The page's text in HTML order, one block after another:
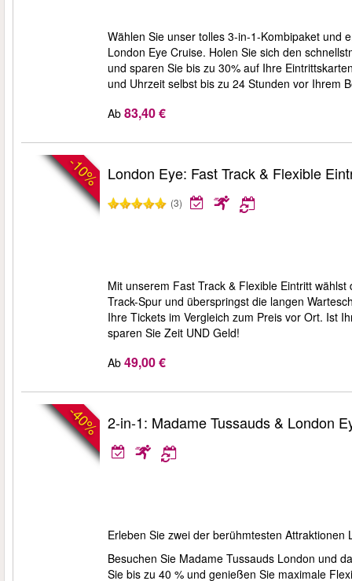
Wählen Sie unser tolles 3-in-1-Kombipaket und
London Eye Cruise. Holen Sie sich den
und sparen Sie bis zu 30% auf Ihre
und Uhrzeit selbst bis zu 24 Stunden vor Ihrem
Ab 83,40 €
-10% London Eye: Fast Track & Flexible
(3)
Mit unserem Fast Track & Flexible Eintritt
Track-Spur und überspringst die langen
Ihre Tickets im Vergleich zum Preis vor Ort. Ist
sparen Sie Zeit UND Geld!
Ab 49,00 €
-40% 2-in-1: Madame Tussauds & London
Erleben Sie zwei der berühmtesten
Besuchen Sie Madame Tussauds London und
Sie bis zu 40 % und genießen Sie maximale